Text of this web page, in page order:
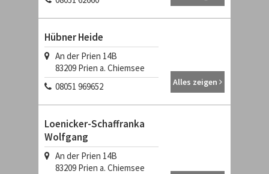
Hübner Heide
An der Prien 14B
83209 Prien a. Chiemsee
08051 969652
Alles zeigen
Loenicker-Schaffranka
Wolfgang
An der Prien 14B
83209 Prien a. Chiemsee